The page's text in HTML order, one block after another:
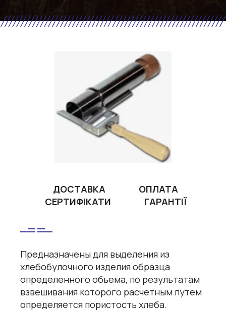
ДОСТАВКА
ОПЛАТА
СЕРТИФІКАТИ
ГАРАНТІЇ
Предназначены для выделения из
хлебобулочного изделия образца
определенного объема, по результатам
взвешивания которого расчетным путем
определяется пористость хлеба.